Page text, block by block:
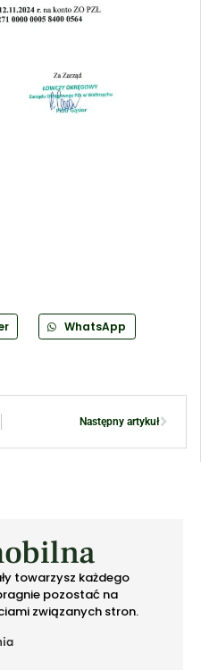
WhatsApp
Następny artykuł
towarzysz każdego
pozostać na
związanych stron.